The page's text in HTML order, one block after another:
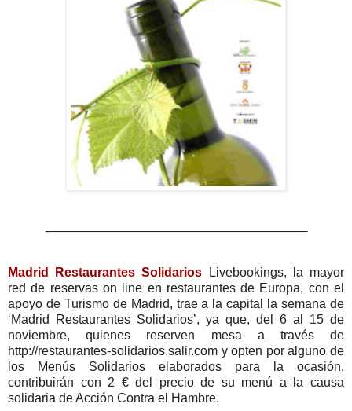
Madrid Restaurantes Solidarios Livebookings, la mayor
red de reservas on line en restaurantes de Europa, con el
apoyo de Turismo de Madrid, trae a la capital la semana de
‘Madrid Restaurantes Solidarios’, ya que, del 6 al 15 de
noviembre, quienes reserven mesa a través de
http://restaurantes-solidarios.salir.com y opten por alguno de
los Menús Solidarios elaborados para la ocasión,
contribuirán con 2 € del precio de su menú a la causa
solidaria de Acción Contra el Hambre.